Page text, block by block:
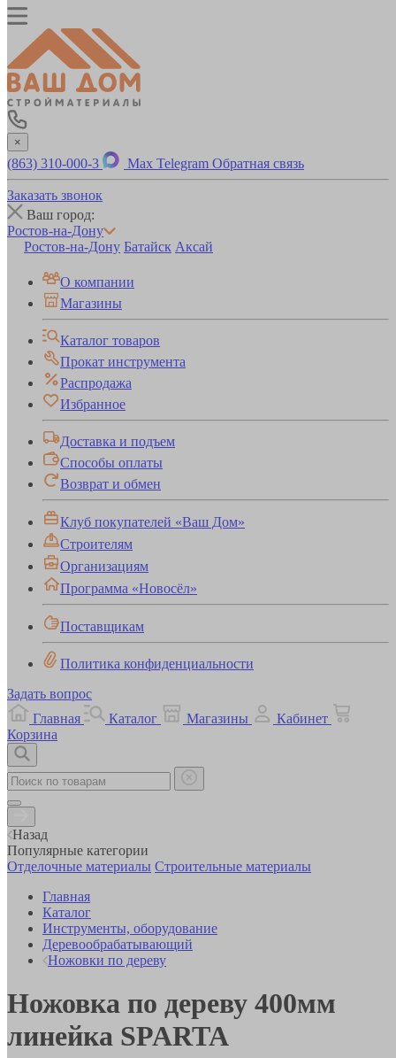
×
(863) 310-000-3 Max Telegram Обратная связь
Заказать звонок
Ваш город:
Ростов-на-Дону
Ростов-на-Дону Батайск Аксай
О компании
Магазины
Каталог товаров
Прокат инструмента
Распродажа
Избранное
Доставка и подъем
Способы оплаты
Возврат и обмен
Клуб покупателей «Ваш Дом»
Строителям
Организациям
Программа «Новосёл»
Поставщикам
Политика конфиденциальности
Задать вопрос
Главная
Каталог Магазины
Кабинет
Корзина
Назад
Популярные категории
Отделочные материалы Строительные материалы
Главная
Каталог
Инструменты, оборудование
Деревообрабатывающий
Ножовки по дереву
Ножовка по дереву 400мм
линейка SPARTA